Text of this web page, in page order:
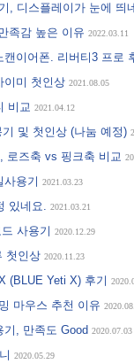
, 디스플레이가 눈에 띄
족감 높은 이유 2022.03.11
캔이어폰. 리버티3 프로
이미 첫인상 2021.08.05
비교 2021.04.12
및 첫인상 (나눔 예정)
로즈축 vs 핑크축 비교
사용기 2021.03.23
있네요. 2021.03.21
사용기 2020.12.29
첫인상 2020.11.23
(BLUE Yeti X) 후기
마우스 추천 이유
기, 만족도 Good 2020.07.03
2020.05.29